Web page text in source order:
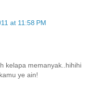
at 11:58 PM
kelapa memanyak..hihihi
ye ain!